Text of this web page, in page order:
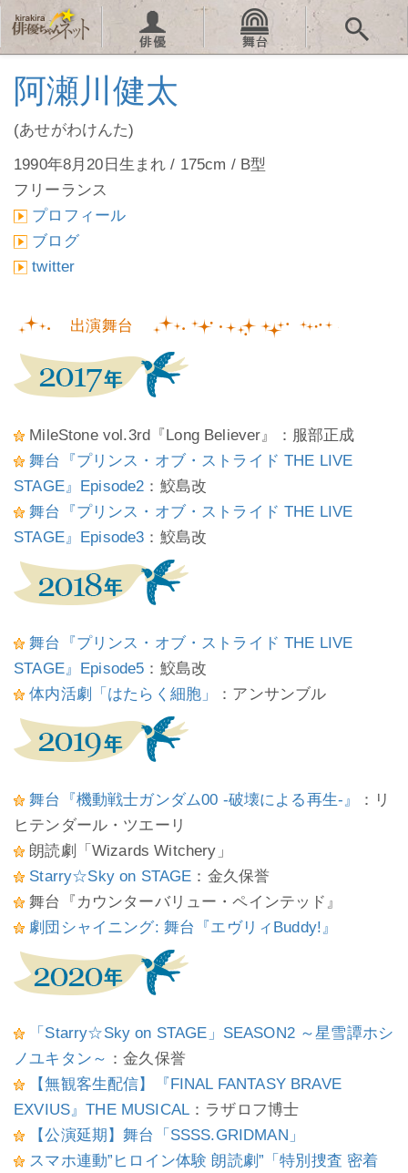
阿瀬川健太
(あせがわけんた)
1990年8月20日生まれ / 175cm / B型
フリーランス
プロフィール
ブログ
twitter
出演舞台
MileStone vol.3rd『Long Believer』：服部正成
舞台『プリンス・オブ・ストライド THE LIVE
STAGE』Episode2 ：鮫島改
舞台『プリンス・オブ・ストライド THE LIVE
STAGE』Episode3 ：鮫島改
舞台『プリンス・オブ・ストライド THE LIVE
STAGE』Episode5 ：鮫島改
体内活劇「はたらく細胞」
：アンサンブル
舞台『機動戦士ガンダム00 -破壊による再生-』
：リ
ヒテンダール・ツエーリ
朗読劇「Wizards Witchery」
Starry☆Sky on STAGE ：金久保誉
舞台『カウンターバリュー・ペインテッド』
劇団シャイニング: 舞台『エヴリィBuddy!』
「Starry☆Sky on STAGE」SEASON2 ～星雪譚ホシ
ノユキタン～ ：金久保誉
【無観客生配信】『FINAL FANTASY BRAVE
EXVIUS』THE MUSICAL ：ラザロフ博士
【公演延期】舞台「SSSS.GRIDMAN」
スマホ連動”ヒロイン体験 朗読劇”「特別捜査 密着